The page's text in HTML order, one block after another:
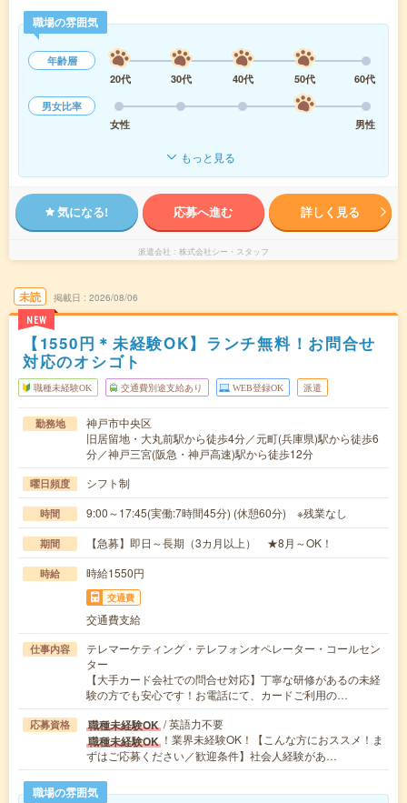
職場の雰囲気
年齢層
20代
30代 40代 50代
60代
男女比率
女性
男性
もっと見る
気になる! 応募へ進む 詳しく見る
派遣会社 株式会社シー・スタッフ
未読
NEW
掲載日 2026/08/06
【1550円＊未経験OK】ランチ無料！お問合せ
対応のオシゴト
職種未経験OK 交通費別途支給あり WEB登録OK 派遣
勤務地
神戸市中央区
旧居留地・大丸前駅から徒歩4分／元町(兵庫県)駅から徒歩6
分／神戸三宮(阪急・神戸高速)駅から徒歩12分
曜日頻度 シフト制
時間 9:00～17:45(実働:7時間45分) (休憩60分) ※残業なし
期間 【急募】即日～長期（3カ月以上） ★8月～OK！
時給 時給1550円
交通費
交通費支給
仕事内容
テレマーケティング・テレフォンオペレーター・コールセン
ター
【大手カード会社での問合せ対応】丁寧な研修があるの未経
験の方でも安心です！お電話にて、カードご利用の…
応募資格 職種未経験OK / 英語力不要
職種未経験OK ！業界未経験OK！【こんな方におススメ！ま
ずはご応募ください／歓迎条件】社会人経験があ…
職場の雰囲気